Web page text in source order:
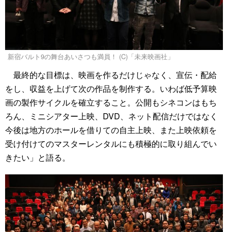
新宿バルト9の舞台あいさつも満員！ (C)「未来映画社」
最終的な目標は、映画を作るだけじゃなく、宣伝・配給
をし、収益を上げて次の作品を制作する。いわば低予算映
画の製作サイクルを確立すること。公開もシネコンはもち
ろん、ミニシアター上映、DVD、ネット配信だけではなく
今後は地方のホールを借りての自主上映、また上映依頼を
受け付けてのマスターレンタルにも積極的に取り組んでい
きたい」と語る。